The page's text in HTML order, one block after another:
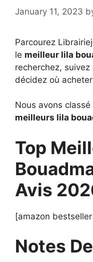
January 11, 2023
Parcourez
le meilleur lila
recherchez,
décidez où
Nous avons
meilleurs lila
Top
Avis
[amazon
Notes